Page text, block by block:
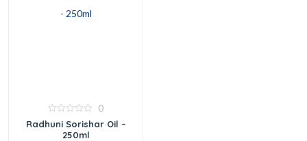
out
0
Radhuni Sorishar Oil –
250ml